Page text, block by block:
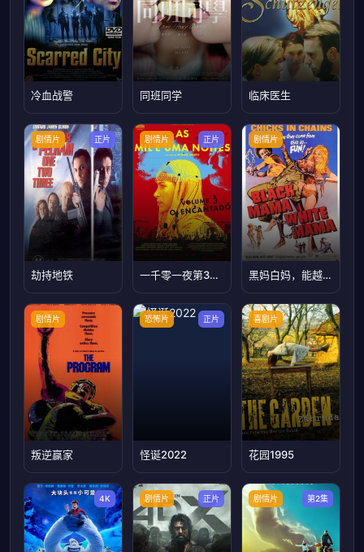
冷血战警 同班同学 临床医生
剧情片 正片
劫持地铁
剧情片 正片
一千零一夜第3部：迷醉之人 A
剧情片
黑妈白妈，能越狱的都是好妈！
剧情片
叛逆赢家
恐怖片 正片
怪诞2022
喜剧片
花园1995
4K 剧情片 正片 剧情片 第2集